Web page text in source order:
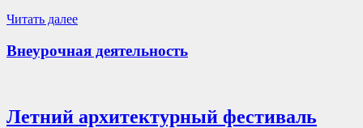
Читать далее
Внеурочная деятельность
Летний архитектурный фестиваль